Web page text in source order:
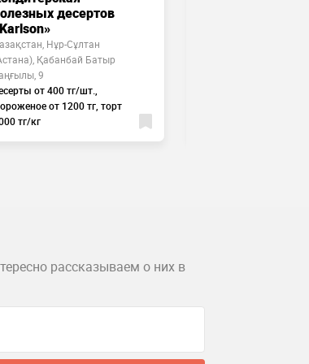
десертов
Нұр-Сұлтан
Қабанбай Батыр
9
от 400 тг/шт.,
от 1200 тг, торт
тг/кг
рассказываем о них в